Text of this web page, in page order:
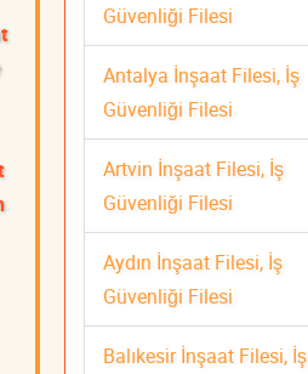
Güvenliği Filesi
Antalya İnşaat Filesi, İş
Güvenliği Filesi
Artvin İnşaat Filesi, İş
Güvenliği Filesi
Aydın İnşaat Filesi, İş
Güvenliği Filesi
Balıkesir İnşaat Filesi, İş